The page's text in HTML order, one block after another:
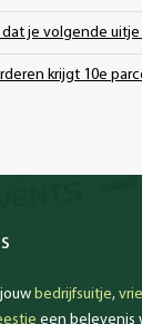
dat je volgende
krijgt 10e
bedrijfsuitje,
een belevenis